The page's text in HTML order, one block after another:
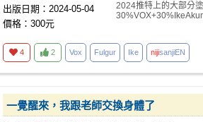
出版日期：2024-05-04
價格：300元
2024推特上的大部分
4 2 Vox Fulgur Ike nijisanjiEN
一覺醒來，我跟老師交換身體了